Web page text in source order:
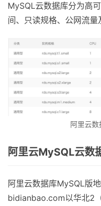
MySQL云数据库分为高
间、只读规格、公网流量
阿里云
阿里云MySQL云数
阿里云数据库MySQL版
bidianbao.com以华北2